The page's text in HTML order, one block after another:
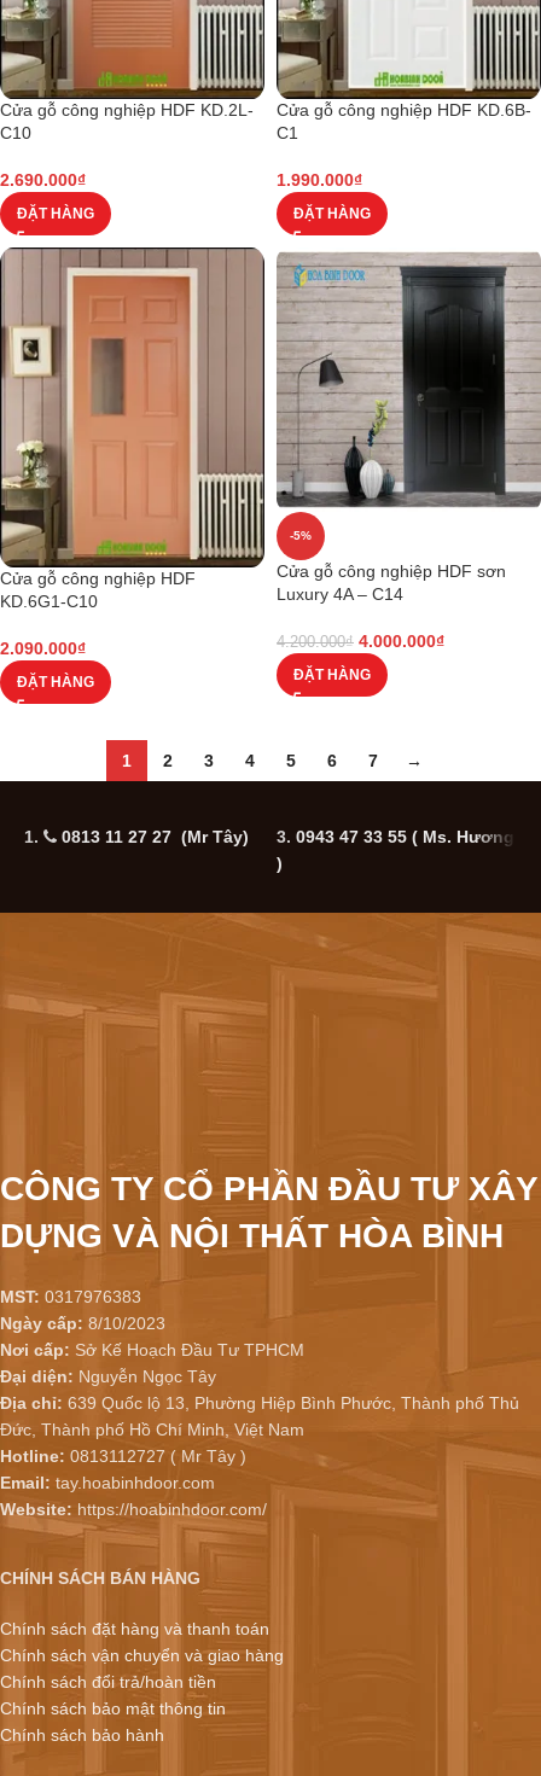
Cửa gỗ công nghiệp HDF KD.2L-
C10
2.690.000₫
ĐẶT HÀNG
Cửa gỗ công nghiệp HDF KD.6B-
C1
1.990.000₫
ĐẶT HÀNG
Cửa gỗ công nghiệp HDF
KD.6G1-C10
2.090.000₫
ĐẶT HÀNG
-5%
Cửa gỗ công nghiệp HDF sơn
Luxury 4A – C14
4.200.000₫ 4.000.000₫
ĐẶT HÀNG
1 2 3 4 5 6 7 →
1. 0813 11 27 27 (Mr Tây) 3. 0943 47 33 55 ( Ms. Hương
)
CÔNG TY CỔ PHẦN ĐẦU TƯ XÂY
DỰNG VÀ NỘI THẤT HÒA BÌNH
MST: 0317976383
Ngày cấp: 8/10/2023
Nơi cấp: Sở Kế Hoạch Đầu Tư TPHCM
Đại diện: Nguyễn Ngọc Tây
Địa chỉ: 639 Quốc lộ 13, Phường Hiệp Bình Phước, Thành phố Thủ
Đức, Thành phố Hồ Chí Minh, Việt Nam
Hotline: 0813112727 ( Mr Tây )
Email: tay.hoabinhdoor.com
Website: https://hoabinhdoor.com/
CHÍNH SÁCH BÁN HÀNG
Chính sách đặt hàng và thanh toán
Chính sách vận chuyển và giao hàng
Chính sách đổi trả/hoàn tiền
Chính sách bảo mật thông tin
Chính sách bảo hành